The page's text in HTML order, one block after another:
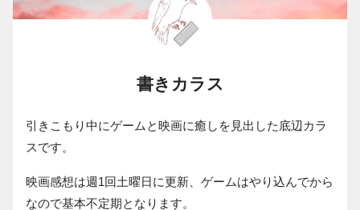
書きカラス
引きこもり中にゲームと映画に癒しを見出した底辺カラ
スです。
映画感想は週1回土曜日に更新、ゲームはやり込んでから
なので基本不定期となります。